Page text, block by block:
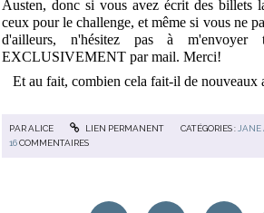
Austen, donc si vous avez écrit des billets
ceux pour le challenge, et même si vous ne
d'ailleurs, n'hésitez pas à
EXCLUSIVEMENT par mail. Merci!
Et au fait, combien cela fait-il de nouveaux
PARALICE LIEN PERMANENT CATÉGORIES : JANE
16COMMENTAIRES